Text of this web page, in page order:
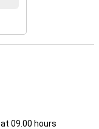
at 09.00 hours